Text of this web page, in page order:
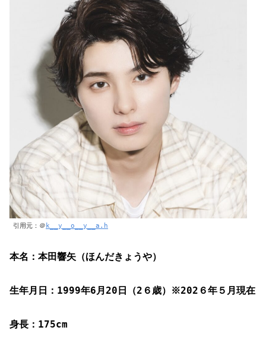
引用元：＠ k__y__o__y__a.h
本名：本田響矢（ほんだきょうや）
生年月日：1999年6月20日（2６歳）※202６年５月現在
身長：175cm